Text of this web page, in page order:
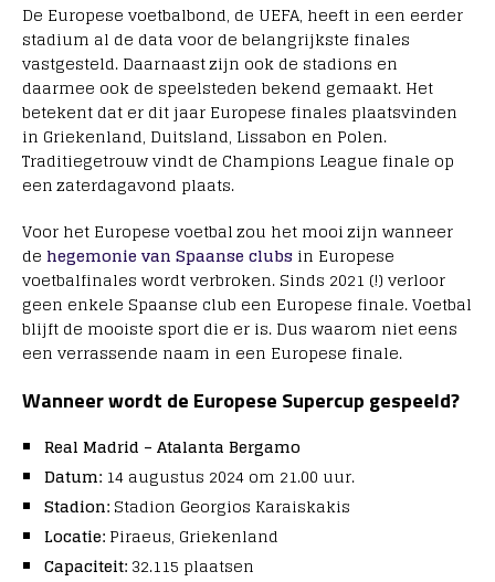
De Europese voetbalbond, de UEFA, heeft in een eerder
stadium al de data voor de belangrijkste finales
vastgesteld. Daarnaast zijn ook de stadions en
daarmee ook de speelsteden bekend gemaakt. Het
betekent dat er dit jaar Europese finales plaatsvinden
in Griekenland, Duitsland, Lissabon en Polen.
Traditiegetrouw vindt de Champions League finale op
een zaterdagavond plaats.
Voor het Europese voetbal zou het mooi zijn wanneer
de hegemonie van Spaanse clubs in Europese
voetbalfinales wordt verbroken. Sinds 2021 (!) verloor
geen enkele Spaanse club een Europese finale. Voetbal
blijft de mooiste sport die er is. Dus waarom niet eens
een verrassende naam in een Europese finale.
Wanneer wordt de Europese Supercup gespeeld?
Real Madrid – Atalanta Bergamo
Datum: 14 augustus 2024 om 21.00 uur.
Stadion: Stadion Georgios Karaiskakis
Locatie: Piraeus, Griekenland
Capaciteit: 32.115 plaatsen